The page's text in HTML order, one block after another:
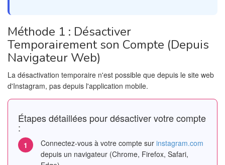
Méthode 1 : Désactiver
Temporairement son Compte (Depuis
Navigateur Web)
La désactivation temporaire n'est possible que depuis le site web
d'Instagram, pas depuis l'application mobile.
Étapes détaillées pour désactiver votre compte
:
Connectez-vous à votre compte sur instagram.com
depuis un navigateur (Chrome, Firefox, Safari,